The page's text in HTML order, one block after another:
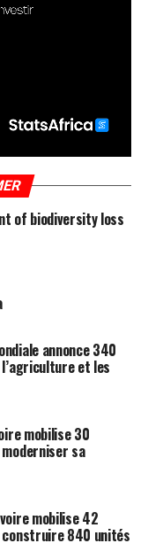
of biodiversity loss
annonce 340
l’agriculture et les
mobilise 30
moderniser sa
mobilise 42
construire 840 unités